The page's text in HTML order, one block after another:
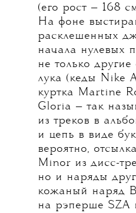
(его рост — 168
На фоне
расклешенных
начала нулевых
не только
лука (кеды Nike
куртка Martine
Gloria — так
из треков в
и цепь в виде
вероятно,
Minor из дисс-
но и наряды
кожаный наряд
на рэперше SZA